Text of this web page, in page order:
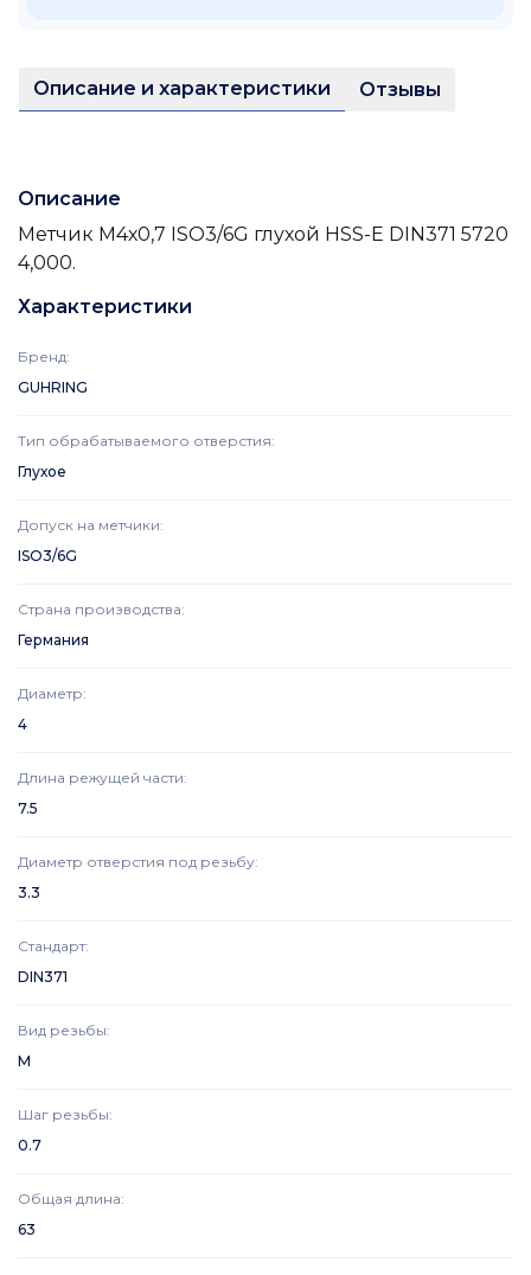
Описание и характеристики Отзывы
Описание
Метчик М4х0,7 ISO3/6G глухой HSS-E DIN371 5720
4,000.
Характеристики
Бренд:
GUHRING
Тип обрабатываемого отверстия:
Глухое
Допуск на метчики:
ISO3/6G
Страна производства:
Германия
Диаметр:
4
Длина режущей части:
7.5
Диаметр отверстия под резьбу:
3.3
Стандарт:
DIN371
Вид резьбы:
M
Шаг резьбы:
0.7
Общая длина:
63